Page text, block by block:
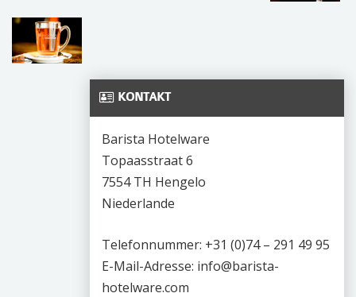
KONTAKT
Barista Hotelware
Topaasstraat 6
7554 TH Hengelo
Niederlande
Telefonnummer: +31 (0)74 – 291 49 95
E-Mail-Adresse: info@barista-
hotelware.com